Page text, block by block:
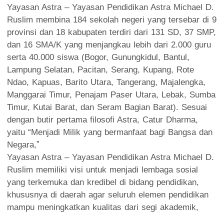
Yayasan Astra – Yayasan Pendidikan Astra Michael D.
Ruslim membina 184 sekolah negeri yang tersebar di 9
provinsi dan 18 kabupaten terdiri dari 131 SD, 37 SMP,
dan 16 SMA/K yang menjangkau lebih dari 2.000 guru
serta 40.000 siswa (Bogor, Gunungkidul, Bantul,
Lampung Selatan, Pacitan, Serang, Kupang, Rote
Ndao, Kapuas, Barito Utara, Tangerang, Majalengka,
Manggarai Timur, Penajam Paser Utara, Lebak, Sumba
Timur, Kutai Barat, dan Seram Bagian Barat). Sesuai
dengan butir pertama filosofi Astra, Catur Dharma,
yaitu “Menjadi Milik yang bermanfaat bagi Bangsa dan
Negara,ˮ
Yayasan Astra – Yayasan Pendidikan Astra Michael D.
Ruslim memiliki visi untuk menjadi lembaga sosial
yang terkemuka dan kredibel di bidang pendidikan,
khususnya di daerah agar seluruh elemen pendidikan
mampu meningkatkan kualitas dari segi akademik,